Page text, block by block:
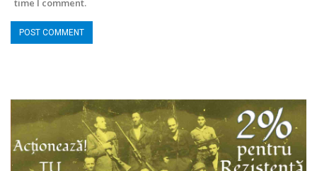
time I comment.